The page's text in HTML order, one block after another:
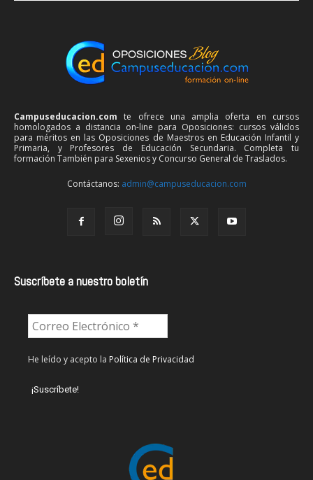
Campuseducacion.com te ofrece una amplia oferta en cursos
homologados a distancia on-line para Oposiciones: cursos válidos
para méritos en las Oposiciones de Maestros en Educación Infantil y
Primaria, y Profesores de Educación Secundaria. Completa tu
formación También para Sexenios y Concurso General de Traslados.
Contáctanos: admin@campuseducacion.com
Suscríbete a nuestro boletín
He leído y acepto la Política de Privacidad